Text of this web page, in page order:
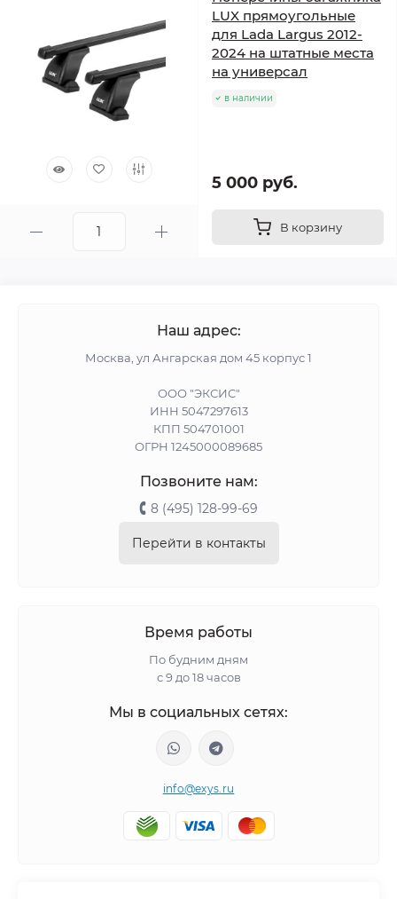
LUX прямоугольные
для Lada Largus 2012-
2024 на штатные места
на универсал
в наличии
5 000 руб.
В корзину
Наш адрес:
Москва, ул Ангарская дом 45 корпус 1
ООО "ЭКСИС"
ИНН 5047297613
КПП 504701001
ОГРН 1245000089685
Позвоните нам:
8 (495) 128-99-69
Перейти в контакты
Время работы
По будним дням
с 9 до 18 часов
Мы в социальных сетях:
info@exys.ru